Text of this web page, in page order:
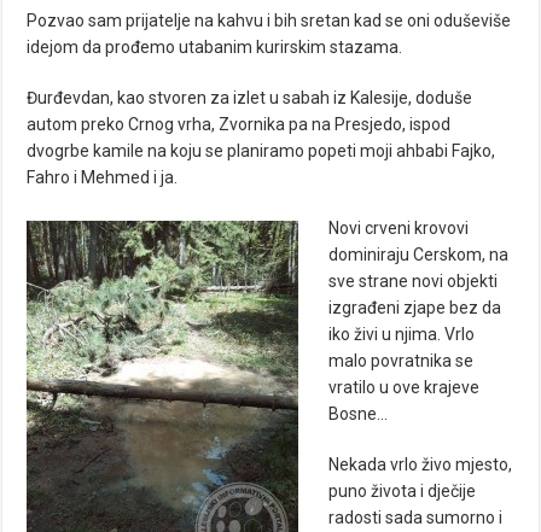
Pozvao sam prijatelje na kahvu i bih sretan kad se oni oduševiše
idejom da prođemo utabanim kurirskim stazama.
Đurđevdan, kao stvoren za izlet u sabah iz Kalesije, doduše
autom preko Crnog vrha, Zvornika pa na Presjedo, ispod
dvogrbe kamile na koju se planiramo popeti moji ahbabi Fajko,
Fahro i Mehmed i ja.
Novi crveni krovovi
dominiraju Cerskom, na
sve strane novi objekti
izgrađeni zjape bez da
iko živi u njima. Vrlo
malo povratnika se
vratilo u ove krajeve
Bosne…
Nekada vrlo živo mjesto,
puno života i dječije
radosti sada sumorno i